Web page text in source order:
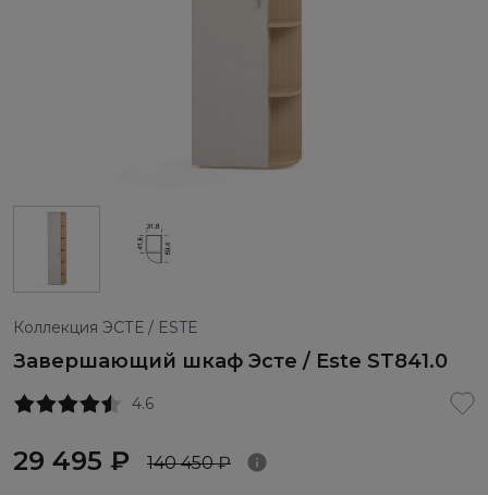
Коллекция ЭСТЕ / ESTE
Завершающий шкаф Эсте / Este ST841.0
4.6
29 495 ₽ 140 450 ₽